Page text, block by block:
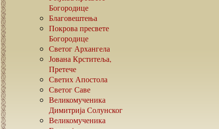
Богородице
Благовештења
Покрова пресвете
Богородице
Светог Архангела
Јована Крститеља,
Претече
Светих Апостола
Светог Саве
Великомученика
Димитрија Солунског
Великомученика